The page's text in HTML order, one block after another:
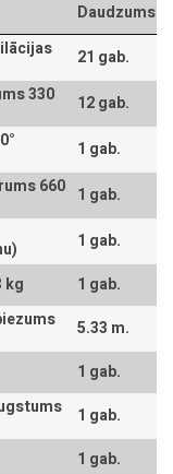
Daudzums
21 gab.
330
12 gab.
1 gab.
660 1 gab.
1 gab.
kg
1 gab.
5.33 m.
1 gab.
1 gab.
1 gab.